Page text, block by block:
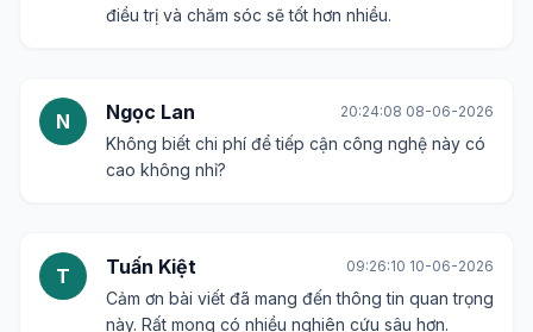
điều trị và chăm sóc sẽ tốt hơn nhiều.
N Ngọc Lan 20:24:08 08-06-2026
Không biết chi phí để tiếp cận công nghệ này có
cao không nhỉ?
T Tuấn Kiệt 09:26:10 10-06-2026
Cảm ơn bài viết đã mang đến thông tin quan trọng
này. Rất mong có nhiều nghiên cứu sâu hơn.